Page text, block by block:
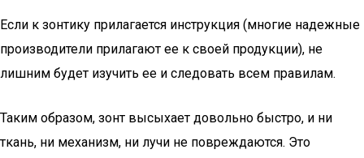
Если к зонтику прилагается инструкция (многие надежные
производители прилагают ее к своей продукции), не
лишним будет изучить ее и следовать всем правилам.
Таким образом, зонт высыхает довольно быстро, и ни
ткань, ни механизм, ни лучи не повреждаются. Это